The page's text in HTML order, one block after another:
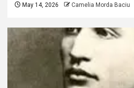
May 14, 2026 Camelia Morda Baciu